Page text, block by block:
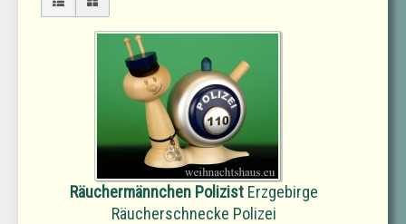
Räuchermännchen Polizist Erzgebirge
Räucherschnecke Polizei